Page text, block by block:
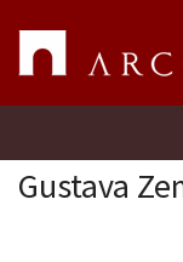
Gustava